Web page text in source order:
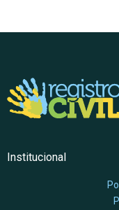
Institucional